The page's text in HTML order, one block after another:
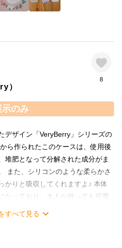
）
8
示のみ
デザイン「VeryBerry」シリーズの
ら作られたこのケースは、使用後
堆肥となって分解された成分がま
また、シリコンのような柔らかさ
かりと吸収してくれますよ♪ 本体
なっており、大人が持っても可愛
小麦のテクスチャがナチュラルな
すべて見る